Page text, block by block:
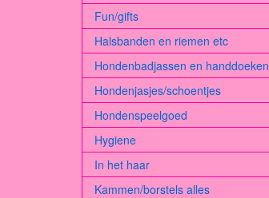
Fun/gifts
Halsbanden en riemen etc
Hondenbadjassen en handdoeken
Hondenjasjes/schoentjes
Hondenspeelgoed
Hygiene
In het haar
Kammen/borstels alles